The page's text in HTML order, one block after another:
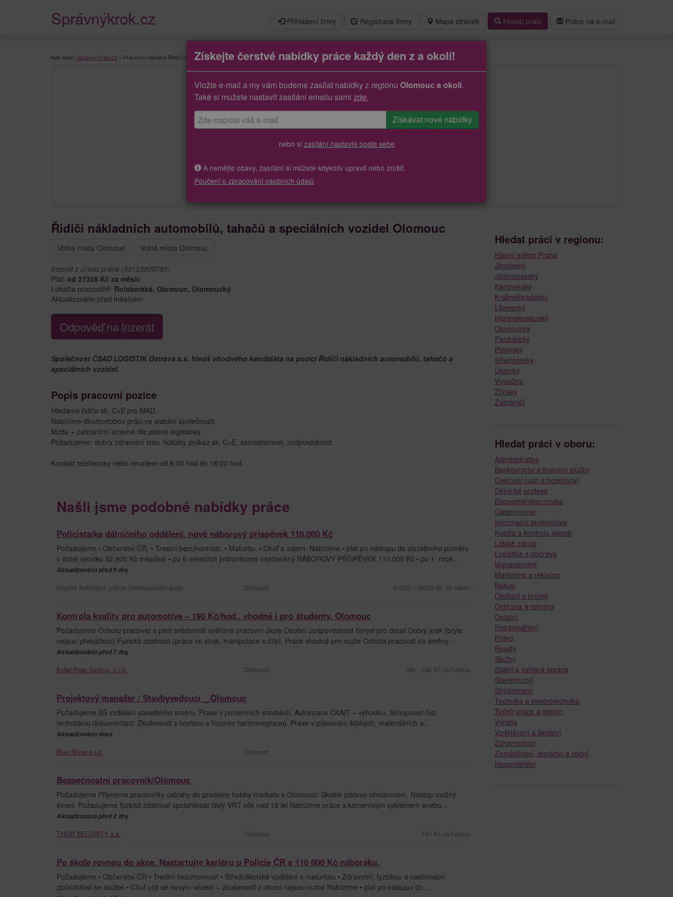
Mapa stránek Hledat práci Práce na e-mail
Správnýkrok.cz Přihlášení firmy Registrace firmy
Kde jsem: Správný krok.cz » Pracovní nabídka Řidiči nákladních automobilů, tahačů a speciálních vozidel
Řidiči nákladních automobilů, tahačů a speciálních vozidel Olomouc
Volná místa Olomouc Volná místa Olomouc
Inzerát z úřadu práce (33123800755)
Plat: od 27328 Kč za měsíc
Lokalita pracoviště: Rolsberská, Olomouc, Olomoucký
Aktualizováno před měsícem
Odpověď na inzerát
Společnost ČSAD LOGISTIK Ostrava a.s. hledá vhodného kandidáta na pozici Řidiči nákladních automobilů, tahačů a
speciálních vozidel.
Popis pracovní pozice
Hledáme řidiče sk. C+E pro MKD.
Nabízíme dlouhodobou práci ve stabilní společnosti.
Mzda + zahraniční stravné dle platné legislativy.
Požadujeme: dobrý zdravotní stav, řidičský průkaz sk. C+E, samostatnost, zodpovědnost.
Kontakt telefonicky nebo emailem od 8:00 hod do 16:00 hod.
Našli jsme podobné nabídky práce
Policista/ka dálničního oddělení, nově náborový příspěvek 110.000 Kč
Požadujeme • Občanství ČR. • Trestní bezúhonnost. • Maturitu. • Chuť a zájem. Nabízíme • plat po nástupu do služebního poměru
v době výcviku 32.900 Kč měsíčně • po 6 měsících jednorázový nezdaněný NÁBOROVÝ PŘÍSPĚVEK 110.000 Kč • po 1. roce...
Aktualizováno před 9 dny
Krajské ředitelství policie Olomouckého kraje Olomouc 41500 - 49000 Kč za měsíc
Kontrola kvality pro automotive – 190 Kč/hod., vhodné i pro studenty, Olomouc
Požadujeme Ochotu pracovat a plnit svědomitě svěřené pracovní úkoly Osobní zodpovědnost Smysl pro detail Dobrý zrak (brýle
nejsou překážkou) Fyzická zdatnost (práce ve stoje, manipulace s díly). Práce vhodná pro muže Ochota pracovat na směny...
Aktualizováno před 7 dny
Enter-Prise Sorting, s.r.o. Olomouc 180 - 190 Kč za hodinu
Projektový manažer / Stavbyvedoucí _ Olomouc
Požadujeme SŠ vzdělání stavebního směru. Praxe v pozemních stavbách. Autorizace ČKAIT – výhodou. Schopnost číst
technickou dokumentaci. Zkušenosti s tvorbou a řízením harmonogramů. Praxe v plánování lidských, materiálních a...
Aktualizováno dnes
Blue Shine s.r.o. Olomouc
Bezpečnostní pracovník/Olomouc
Požadujeme Přijmeme pracovníky ostrahy do prodejny hobby marketu v Olomouci. Skvělé platové ohodnocení. Nástup možný
ihned. Požadujeme fyzická zdatnost spolehlivost čistý VRT věk nad 18 let Nabízíme práce s kamerovým systémem anebo...
Aktualizováno před 2 dny
THOR SECURITY a.s. Olomouc 140 Kč za hodinu
Po škole rovnou do akce. Nastartujte kariéru u Policie ČR s 110 000 Kč náboráku.
Požadujeme • Občanství ČR • Trestní bezúhonnost • Středoškolské vzdělání s maturitou • Zdravotní, fyzickou a osobnostní
způsobilost ke službě • Chuť učit se novým věcem – zkušenosti z oboru nejsou nutné Nabízíme • plat po nástupu do...
Získejte čerstvé nabídky práce každý den z a okolí!
Vložte e-mail a my vám budeme zasílat nabídky z regionu Olomouc a okolí.
Také si mužete nastavit zasílání emailu sami zde.
nebo si zasílání nastavte podle sebe
A nemějte obavy, zasílání si můžete kdykoliv upravit nebo zrušit.
Poučení o zpracování osobních údajů
Hledat práci v regionu:
Hlavní město Praha
Jihočeský
Jihomoravský
Karlovarský
Královéhradecký
Liberecký
Moravskoslezský
Olomoucký
Pardubický
Plzeňský
Středočeský
Ústecký
Vysočina
Zlínský
Zahraničí
Hledat práci v oboru:
Administrativa
Bankovnictví a finanční služby
Cestovní ruch a hotelnictví
Dělnické profese
Ekonomie/ekonomika
Gastronomie
Informační technologie
Kvalita a kontrola jakosti
Lidské zdroje
Logistika a doprava
Management
Marketing a reklama
Nákup
Obchod a prodej
Ochrana a ostraha
Ostatní
Potravinářství
Právo
Reality
Služby
Státní a veřejná správa
Stavebnictví
Strojírenství
Technika a elektrotechnika
Tvůrčí práce a design
Výroba
Vzdělávání a školství
Zdravotnictví
Zemědělství, lesnictví a vodní
hospodářství